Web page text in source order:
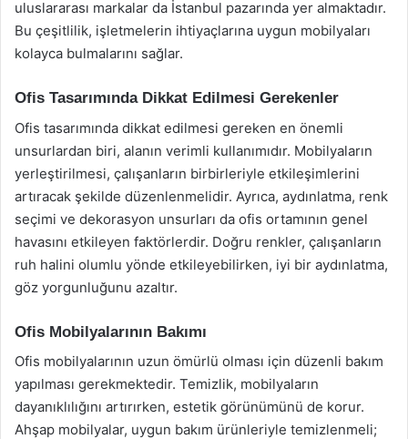
uluslararası markalar da İstanbul pazarında yer almaktadır.
Bu çeşitlilik, işletmelerin ihtiyaçlarına uygun mobilyaları
kolayca bulmalarını sağlar.
Ofis Tasarımında Dikkat Edilmesi Gerekenler
Ofis tasarımında dikkat edilmesi gereken en önemli
unsurlardan biri, alanın verimli kullanımıdır. Mobilyaların
yerleştirilmesi, çalışanların birbirleriyle etkileşimlerini
artıracak şekilde düzenlenmelidir. Ayrıca, aydınlatma, renk
seçimi ve dekorasyon unsurları da ofis ortamının genel
havasını etkileyen faktörlerdir. Doğru renkler, çalışanların
ruh halini olumlu yönde etkileyebilirken, iyi bir aydınlatma,
göz yorgunluğunu azaltır.
Ofis Mobilyalarının Bakımı
Ofis mobilyalarının uzun ömürlü olması için düzenli bakım
yapılması gerekmektedir. Temizlik, mobilyaların
dayanıklılığını artırırken, estetik görünümünü de korur.
Ahşap mobilyalar, uygun bakım ürünleriyle temizlenmeli;